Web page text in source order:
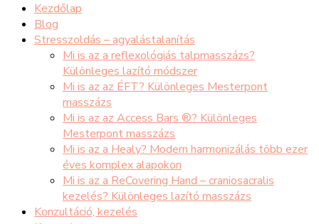
Kezdőlap
Blog
Stresszoldás – agyalástalanítás
Mi is az a reflexológiás talpmasszázs?
Különleges lazító módszer
Mi is az az ÉFT? Különleges Mesterpont
masszázs
Mi is az az Access Bars ®? Különleges
Mesterpont masszázs
Mi is az a Healy? Modern harmonizálás több ezer
éves komplex alapokon
Mi is az a ReCovering Hand – craniosacralis
kezelés? Különleges lazító masszázs
Konzultáció, kezelés